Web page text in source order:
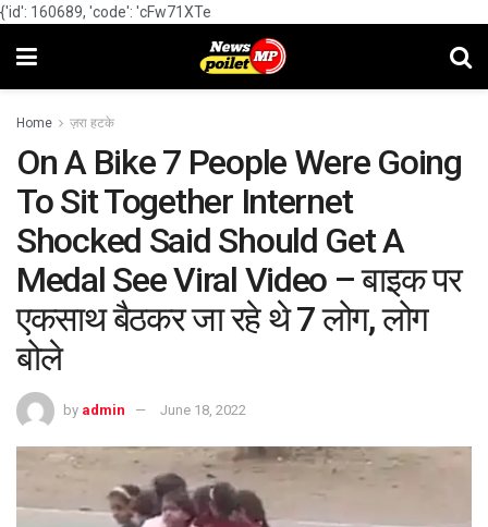
{'id': 160689, 'code': 'cFw71XTe
Home ज़रा हटके
On A Bike 7 People Were Going
To Sit Together Internet
Shocked Said Should Get A
Medal See Viral Video – बाइक पर
एकसाथ बैठकर जा रहे थे 7 लोग, लोग
बोले
by admin June 18, 2022